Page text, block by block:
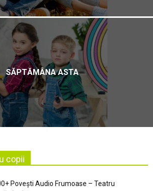
SĂPTĂMÂNA ASTA
copii
Povești Audio Frumoase – Teatru